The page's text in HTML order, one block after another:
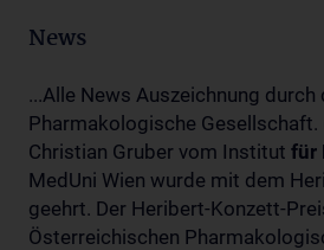
News
...Alle News Auszeichnung
Pharmakologische Gesellschaft.
Christian Gruber vom Institut für
MedUni Wien wurde mit dem
geehrt. Der Heribert-Konzett-
Österreichischen